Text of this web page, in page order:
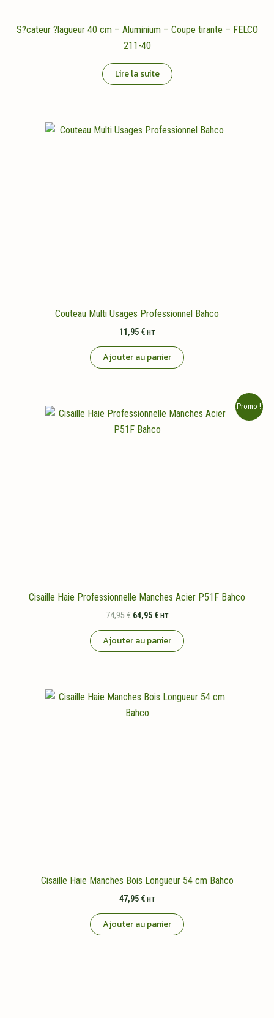
S?cateur ?lagueur 40 cm – Aluminium – Coupe tirante – FELCO
211-40
Lire la suite
Couteau Multi Usages Professionnel Bahco
11,95 € HT
Ajouter au panier
Promo !
Cisaille Haie Professionnelle Manches Acier P51F Bahco
74,95€ Le
initial
était :
64,95 €Le
actuel
HT
Ajouter au panier
Cisaille Haie Manches Bois Longueur 54 cm Bahco
47,95 € HT
Ajouter au panier